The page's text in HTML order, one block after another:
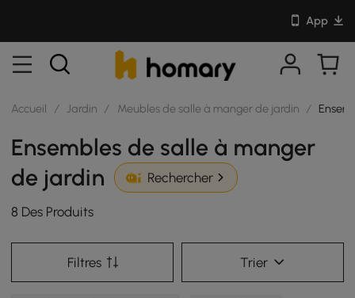
App
Accueil / Jardin / Meubles de salle à manger de jardin /
Ensembles de salle à manger
de jardin
Rechercher
8 Des Produits
Filtres Trier